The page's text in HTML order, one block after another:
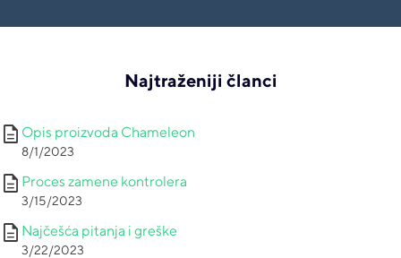
Najtraženiji članci
description Opis proizvoda Chameleon
8/1/2023
description Proces zamene kontrolera
3/15/2023
description Najčešća pitanja i greške
3/22/2023